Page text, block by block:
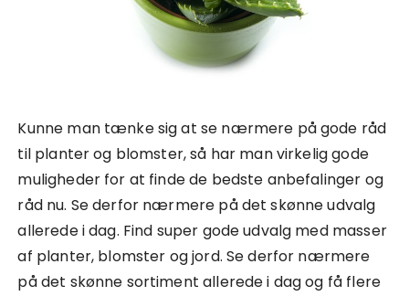
Kunne man tænke sig at se nærmere på gode råd
til planter og blomster, så har man virkelig gode
muligheder for at finde de bedste anbefalinger og
råd nu. Se derfor nærmere på det skønne udvalg
allerede i dag. Find super gode udvalg med masser
af planter, blomster og jord. Se derfor nærmere
på det skønne sortiment allerede i dag og få flere